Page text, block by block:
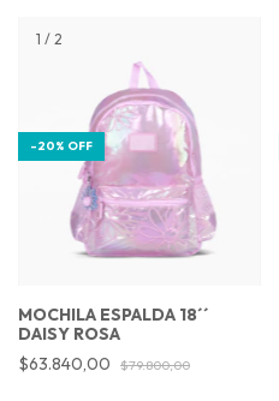
1 / 2
-20% OFF
MOCHILA ESPALDA 18´´
DAISY ROSA
$63.840,00
$79.800,00